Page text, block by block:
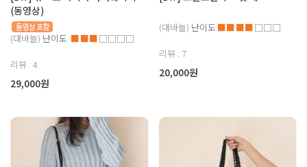
(동영상)
(대바늘) 난이도 ■■■□□□□
리뷰 : 4
29,000원
(대바늘) 난이도 ■■■■□□□
리뷰 : 7
20,000원